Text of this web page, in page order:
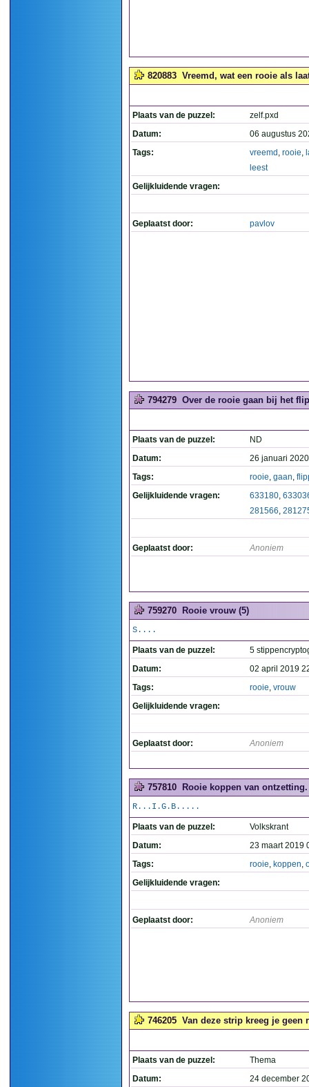
820883 Vreemd, wat een rooie als
Plaats van de puzzel:
zelf.pxd
Datum:
06 augustus
Tags:
vreemd , rooie,
leest
Gelijkluidende vragen:
Geplaatst door: pavlov
794279 Over de rooie gaan bij het
Plaats van de puzzel:
ND
Datum:
26 januari
Tags:
rooie, gaan,
Gelijkluidende vragen:
633180,
281566,
Geplaatst door: Anoniem
759270 Rooie vrouw (5)
S....
Plaats van de puzzel:
5
Datum:
02 april 2019
Tags:
rooie, vrouw
Gelijkluidende vragen:
Geplaatst door: Anoniem
757810 Rooie koppen van ontzetting.
R...I.G.B.....
Plaats van de puzzel:
Volkskrant
Datum:
23 maart 2019
Tags:
rooie, koppen,
Gelijkluidende vragen:
Geplaatst door: Anoniem
746205 Van deze strip kreeg je geen
Plaats van de puzzel:
Thema
Datum:
24 december